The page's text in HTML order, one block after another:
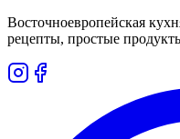
Восточноевропейская
рецепты, простые